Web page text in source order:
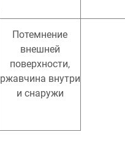
Потемнение
внешней
поверхности,
ржавчина внутри
и снаружи